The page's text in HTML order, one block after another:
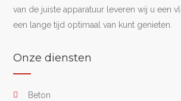
van de juiste apparatuur leveren wij u een
een lange tijd optimaal van kunt genieten.
Onze diensten
Beton